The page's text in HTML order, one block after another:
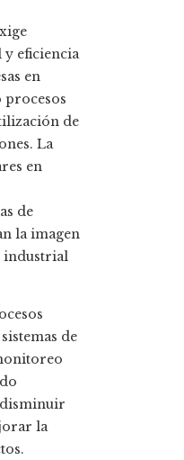
y eficiencia
en
de
La
en
de
la imagen
industrial
de
la